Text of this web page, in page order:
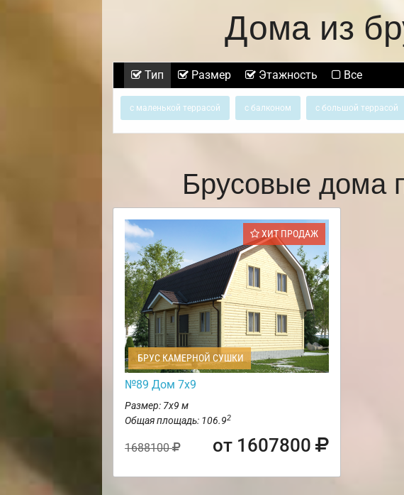
Дома из
Тип Размер Этажность Все
с маленькой террасой с балконом с большой террасой
Брусовые дома
ХИТ ПРОДАЖ
БРУС КАМЕРНОЙ СУШКИ
№89 Дом 7х9
Размер: 7х9 м
Общая площадь: 106.92
1688100 от 1607800